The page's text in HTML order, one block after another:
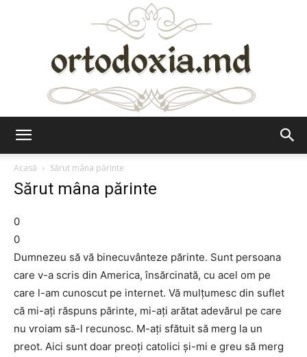
Acasă
Sărut mâna părinte
Sărut mâna părinte
0
0
Dumnezeu să vă binecuvânteze părinte. Sunt persoana
care v-a scris din America, însărcinată, cu acel om pe
care l-am cunoscut pe internet. Vă mulțumesc din suflet
că mi-ați răspuns părinte, mi-ați arătat adevărul pe care
nu vroiam să-l recunosc. M-ați sfătuit să merg la un
preot. Aici sunt doar preoți catolici și-mi e greu să merg